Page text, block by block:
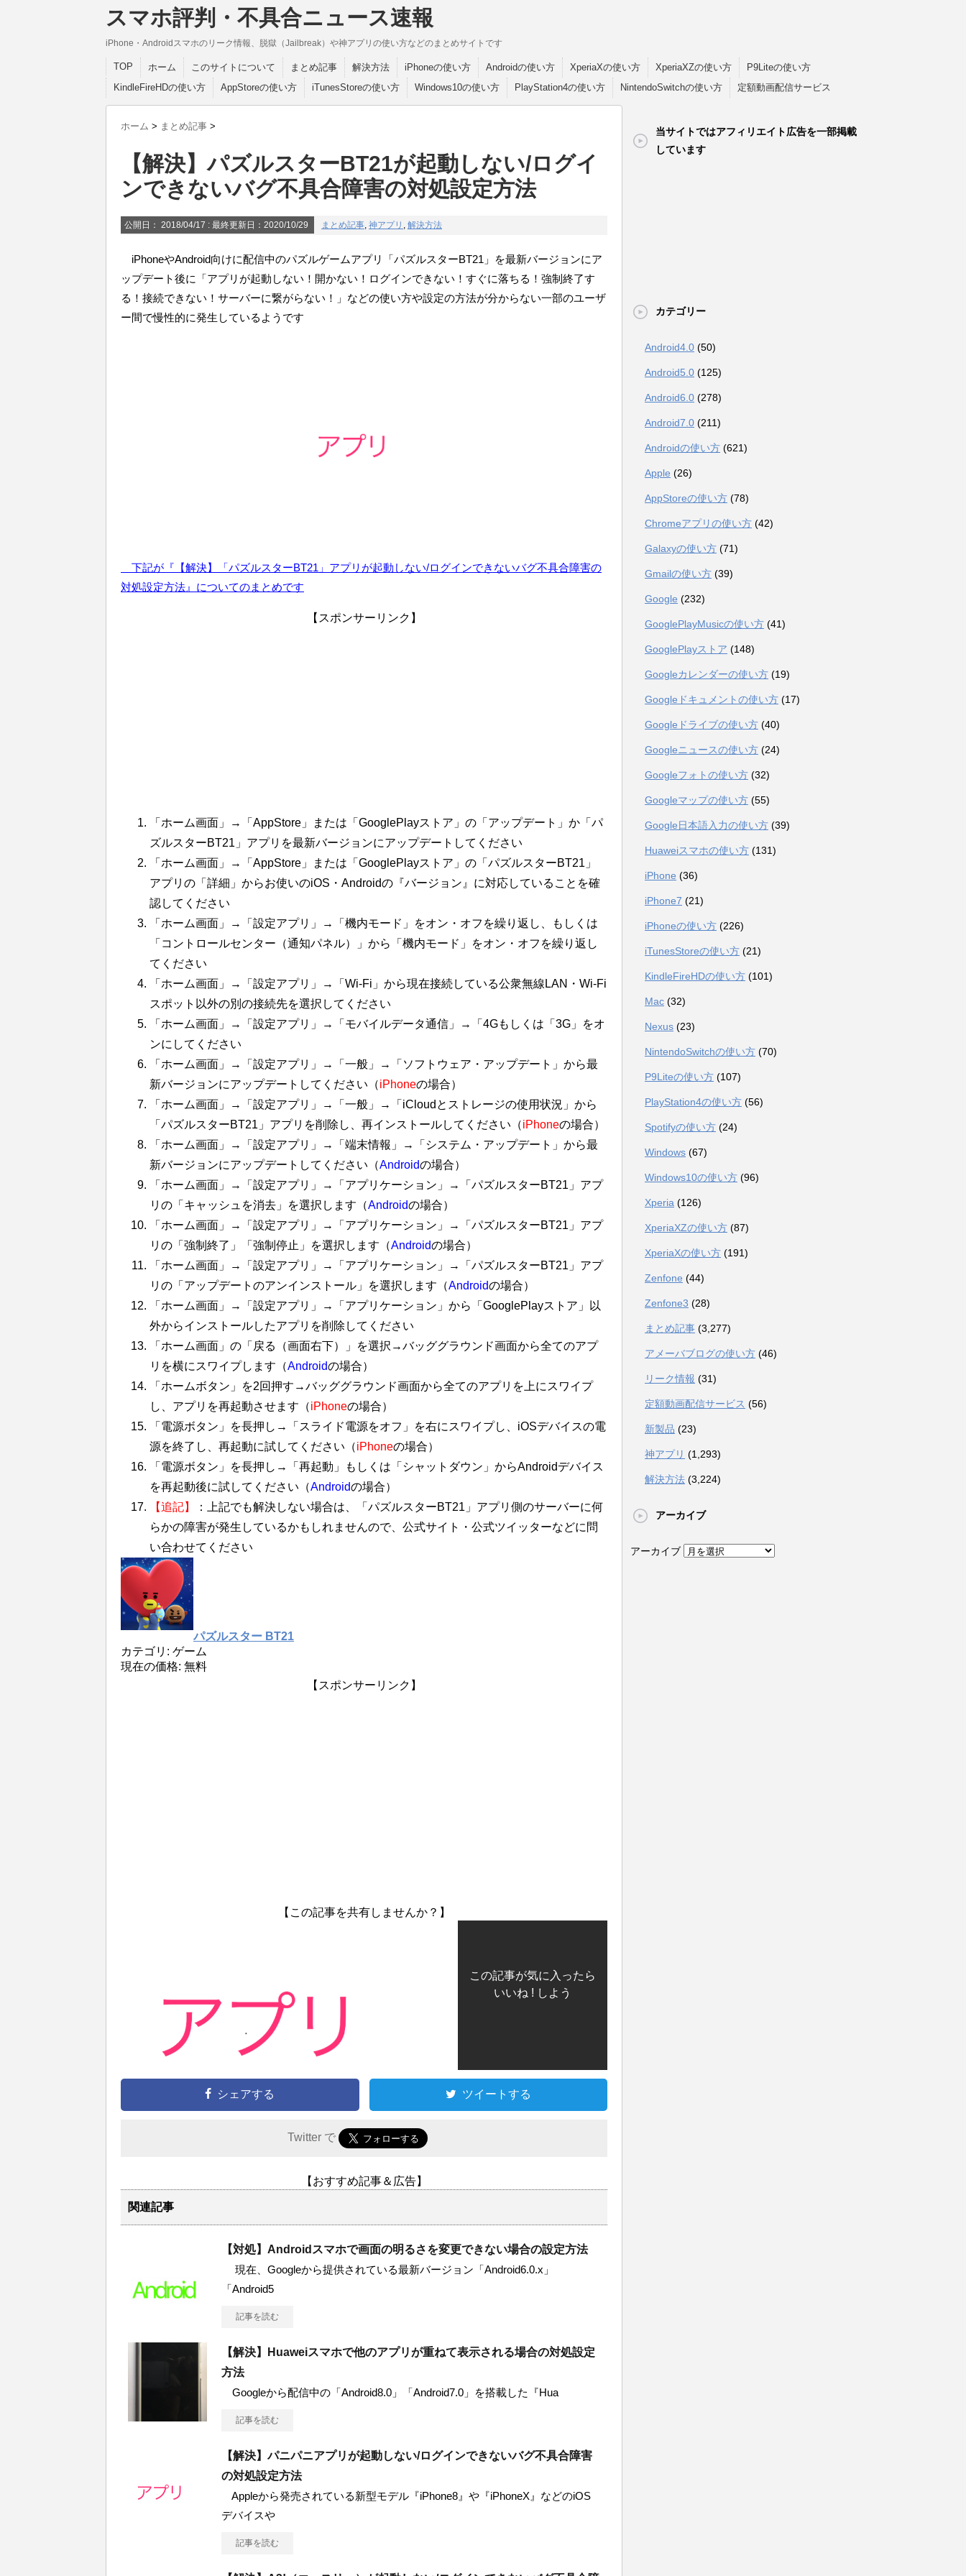
スマホ評判・不具合ニュース速報
iPhone・Androidスマホのリーク情報、脱獄（Jailbreak）や神アプリの使い方などのまとめサイトです
TOP ホーム このサイトについて まとめ記事 解決方法 iPhoneの使い方 Androidの使い方 XperiaXの使い方 XperiaXZの使い方
P9Liteの使い方
KindleFireHDの使い方
AppStoreの使い方 iTunesStoreの使い方 Windows10の使い方 PlayStation4の使い方 NintendoSwitchの使い方 定額動画配信サービス
ホーム > まとめ記事 >
【解決】パズルスターBT21が起動しない/ログイ
ンできないバグ不具合障害の対処設定方法
公開日： 2018/04/17 : 最終更新日：2020/10/29 まとめ記事, 神アプリ , 解決方法
iPhoneやAndroid向けに配信中のパズルゲームアプリ「パズルスターBT21」を最新バージョンにア
ップデート後に「アプリが起動しない！開かない！ログインできない！すぐに落ちる！強制終了す
る！接続できない！サーバーに繋がらない！」などの使い方や設定の方法が分からない一部のユーザ
ー間で慢性的に発生しているようです
下記が『【解決】「パズルスターBT21」 アプリが起動しない/ログインできないバグ不具合障害の
対処設定方法』についてのまとめです
【スポンサーリンク】
「ホーム画面」→「AppStore」または「GooglePlayストア」の「アップデート」か「パ
ズルスターBT21」アプリを最新バージョンにアップデートしてください
「ホーム画面」→「AppStore」または「GooglePlayストア」の「パズルスターBT21」
アプリの「詳細」からお使いのiOS・Androidの『バージョン』に対応していることを確
認してください
「ホーム画面」→「設定アプリ」→「機内モード」をオン・オフを繰り返し、もしくは
「コントロールセンター（通知パネル）」から「機内モード」をオン・オフを繰り返し
てください
「ホーム画面」→「設定アプリ」→「Wi-Fi」から現在接続している公衆無線LAN・Wi-Fi
スポット以外の別の接続先を選択してください
「ホーム画面」→「設定アプリ」→「モバイルデータ通信」→「4Gもしくは「3G」をオ
ンにしてください
「ホーム画面」→「設定アプリ」→「一般」→「ソフトウェア・アップデート」から最
新バージョンにアップデートしてください（iPhoneの場合）
「ホーム画面」→「設定アプリ」→「一般」→「iCloudとストレージの使用状況」から
「パズルスターBT21」アプリを削除し、再インストールしてください（iPhoneの場合）
「ホーム画面」→「設定アプリ」→「端末情報」→「システム・アップデート」から最
新バージョンにアップデートしてください（Androidの場合）
「ホーム画面」→「設定アプリ」→「アプリケーション」→「パズルスターBT21」アプ
リの「キャッシュを消去」を選択します（Androidの場合）
「ホーム画面」→「設定アプリ」→「アプリケーション」→「パズルスターBT21」アプ
リの「強制終了」「強制停止」を選択します（Androidの場合）
「ホーム画面」→「設定アプリ」→「アプリケーション」→「パズルスターBT21」アプ
リの「アップデートのアンインストール」を選択します（Androidの場合）
「ホーム画面」→「設定アプリ」→「アプリケーション」から「GooglePlayストア」以
外からインストールしたアプリを削除してください
「ホーム画面」の「戻る（画面右下）」を選択→バッググラウンド画面から全てのアプ
リを横にスワイプします（Androidの場合）
「ホームボタン」を2回押す→バッググラウンド画面から全てのアプリを上にスワイプ
し、アプリを再起動させます（iPhoneの場合）
「電源ボタン」を長押し→「スライド電源をオフ」を右にスワイプし、iOSデバイスの電
源を終了し、再起動に試してください（iPhoneの場合）
「電源ボタン」を長押し→「再起動」もしくは「シャットダウン」からAndroidデバイス
を再起動後に試してください（Androidの場合）
【追記】
：上記でも解決しない場合は、「パズルスターBT21」アプリ側のサーバーに何
らかの障害が発生しているかもしれませんので、公式サイト・公式ツイッターなどに問
い合わせてください
パズルスター BT21
カテゴリ: ゲーム
現在の価格: 無料
【スポンサーリンク】
【この記事を共有しませんか？】
この記事が気に入ったら
いいね ! しよう
シェアする ツイートする
Twitter で
【おすすめ記事＆広告】
関連記事
【対処】Androidスマホで画面の明るさを変更できない場合の設定方法
現在、Googleから提供されている最新バージョン「Android6.0.x」
「Android5
記事を読む
【解決】Huaweiスマホで他のアプリが重ねて表示される場合の対処設定
方法
Googleから配信中の「Android8.0」「Android7.0」を搭載した『Hua
記事を読む
【解決】パニパニアプリが起動しない/ログインできないバグ不具合障害
の対処設定方法
Appleから発売されている新型モデル『iPhone8』や『iPhoneX』などのiOS
デバイスや
記事を読む
当サイトではアフィリエイト広告を一部掲載
しています
カテゴリー
Android4.0 (50)
Android5.0 (125)
Android6.0 (278)
Android7.0 (211)
Androidの使い方 (621)
Apple (26)
AppStoreの使い方 (78)
Chromeアプリの使い方 (42)
Galaxyの使い方 (71)
Gmailの使い方 (39)
Google (232)
GooglePlayMusicの使い方 (41)
GooglePlayストア (148)
Googleカレンダーの使い方 (19)
Googleドキュメントの使い方 (17)
Googleドライブの使い方 (40)
Googleニュースの使い方 (24)
Googleフォトの使い方 (32)
Googleマップの使い方 (55)
Google日本語入力の使い方 (39)
Huaweiスマホの使い方 (131)
iPhone (36)
iPhone7 (21)
iPhoneの使い方 (226)
iTunesStoreの使い方 (21)
KindleFireHDの使い方 (101)
Mac (32)
Nexus (23)
NintendoSwitchの使い方 (70)
P9Liteの使い方 (107)
PlayStation4の使い方 (56)
Spotifyの使い方 (24)
Windows (67)
Windows10の使い方 (96)
Xperia (126)
XperiaXZの使い方 (87)
XperiaXの使い方 (191)
Zenfone (44)
Zenfone3 (28)
まとめ記事 (3,277)
アメーバブログの使い方 (46)
リーク情報 (31)
定額動画配信サービス (56)
新製品 (23)
神アプリ (1,293)
解決方法 (3,224)
アーカイブ
アーカイブ